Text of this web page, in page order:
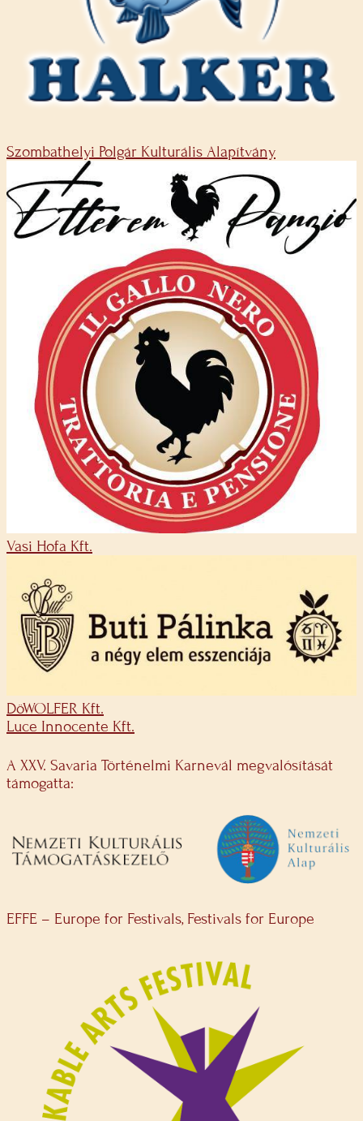
Szombathelyi Polgár Kulturális Alapítvány
Vasi Hofa Kft.
DöWOLFER Kft.
Luce Innocente Kft.
A XXV. Savaria Történelmi Karnevál megvalósítását
támogatta:
EFFE – Europe for Festivals, Festivals for Europe